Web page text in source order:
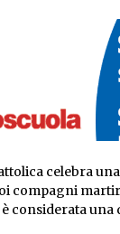
celebra
compagni
considerata